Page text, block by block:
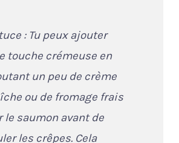
: Tu peux ajouter
touche crémeuse en
un peu de crème
ou de fromage frais
le saumon avant de
les crêpes. Cela